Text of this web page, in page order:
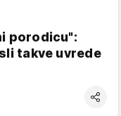
porodicu":
takve uvrede